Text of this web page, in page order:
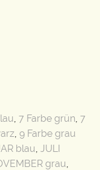
7 Farbe grün 7
9 Farbe grau
blau JULI
grau